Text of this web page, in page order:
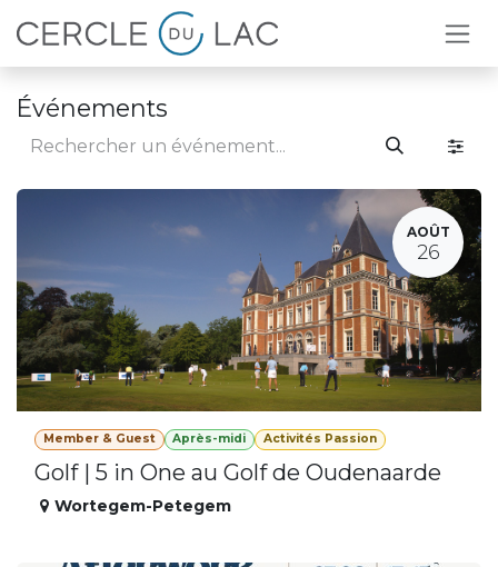
Se rendre au contenu
Événements
AOÛT
26
Member & Guest Après-midi Activités Passion
Golf | 5 in One au Golf de Oudenaarde
Wortegem-Petegem